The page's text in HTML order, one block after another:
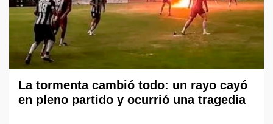
La tormenta cambió todo: un rayo cayó
en pleno partido y ocurrió una tragedia